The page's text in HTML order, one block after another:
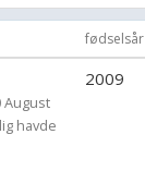
fødselsår
August
havde
2009